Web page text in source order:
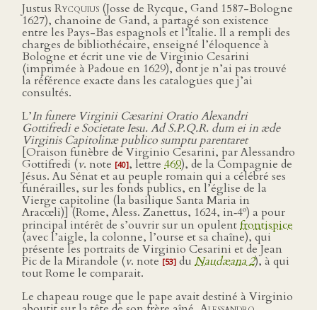
Justus Rycquius (Josse de Rycque, Gand 1587-Bologne
1627), chanoine de Gand, a partagé son existence
entre les Pays-Bas espagnols et l’Italie. Il a rempli des
charges de bibliothécaire, enseigné l’éloquence à
Bologne et écrit une vie de Virginio Cesarini
(imprimée à Padoue en 1629), dont je n’ai pas trouvé
la référence exacte dans les catalogues que j’ai
consultés.
L’In funere Virginii Cæsarini Oratio Alexandri
Gottifredi e Societate Iesu. Ad S.P.Q.R. dum ei in æde
Virginis Capitolinæ publico sumptu parentaret
[Oraison funèbre de Virginio Cesarini, par Alessandro
Gottifredi (v. note [40], lettre 469), de la Compagnie de
Jésus. Au Sénat et au peuple romain qui a célébré ses
funérailles, sur les fonds publics, en l’église de la
Vierge capitoline (la basilique Santa Maria in
Aracœli)] (Rome, Aless. Zanettus, 1624, in‑4o) a pour
principal intérêt de s’ouvrir sur un opulentfrontispice
(avec l’aigle, la colonne, l’ourse et sa chaîne), qui
présente les portraits de Virginio Cesarini et de Jean
Pic de la Mirandole (v. note[53] du Naudæana 2), à qui
tout Rome le comparait.
Le chapeau rouge que le pape avait destiné à Virginio